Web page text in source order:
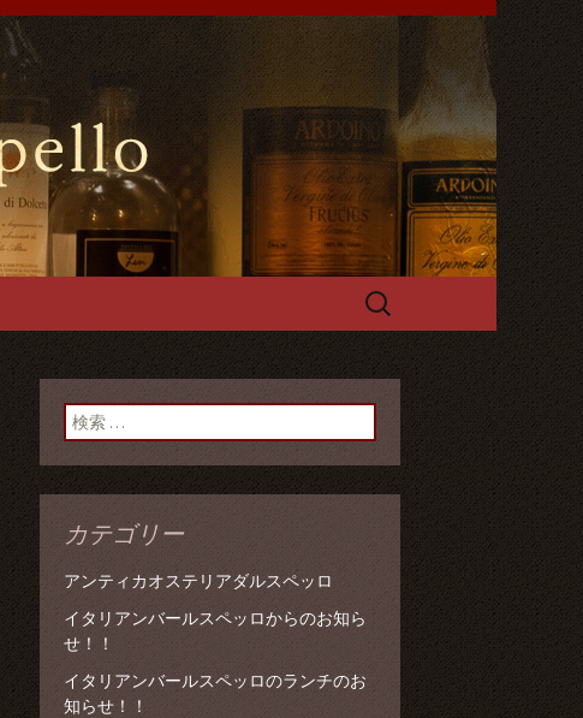
ルスペッロ
や手づくるパスタやフォカッチャ
能です。
検
検索:
カテゴリー
アンティカオステリアダルスペッロ
イタリアンバールスペッロからのお知ら
せ！！
イタリアンバールスペッロのランチのお
知らせ！！